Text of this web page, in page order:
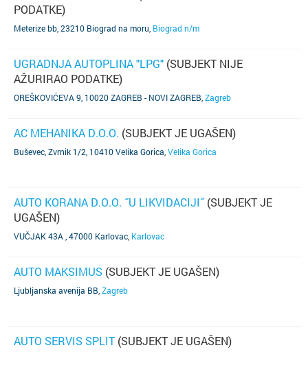
PODATKE)
Meterize bb, 23210 Biograd na moru Biograd n/m
UGRADNJA AUTOPLINA "LPG" (SUBJEKT NIJE
AŽURIRAO PODATKE)
OREŠKOVIĆEVA 9, 10020 ZAGREB - NOVI ZAGREB Zagreb
AC MEHANIKA D.O.O. (SUBJEKT JE UGAŠEN)
Buševec, Zvrnik 1/2, 10410 Velika Gorica Velika Gorica
AUTO KORANA D.O.O. ˝U LIKVIDACIJI˝(SUBJEKT JE
UGAŠEN)
VUČJAK 43A , 47000 Karlovac Karlovac
AUTO MAKSIMUS (SUBJEKT JE UGAŠEN)
Ljubljanska avenija BB Zagreb
AUTO SERVIS SPLIT(SUBJEKT JE UGAŠEN)